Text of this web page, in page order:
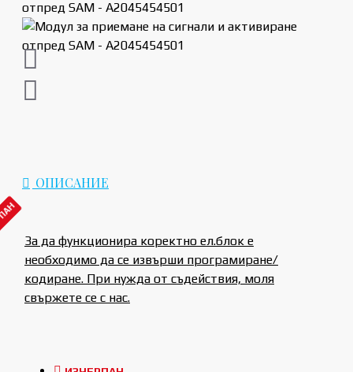
ОПИСАНИЕ
За да функционира коректно ел.блок е
необходимо да се извърши програмиране/
кодиране. При нужда от съдействия, моля
свържете се с нас.